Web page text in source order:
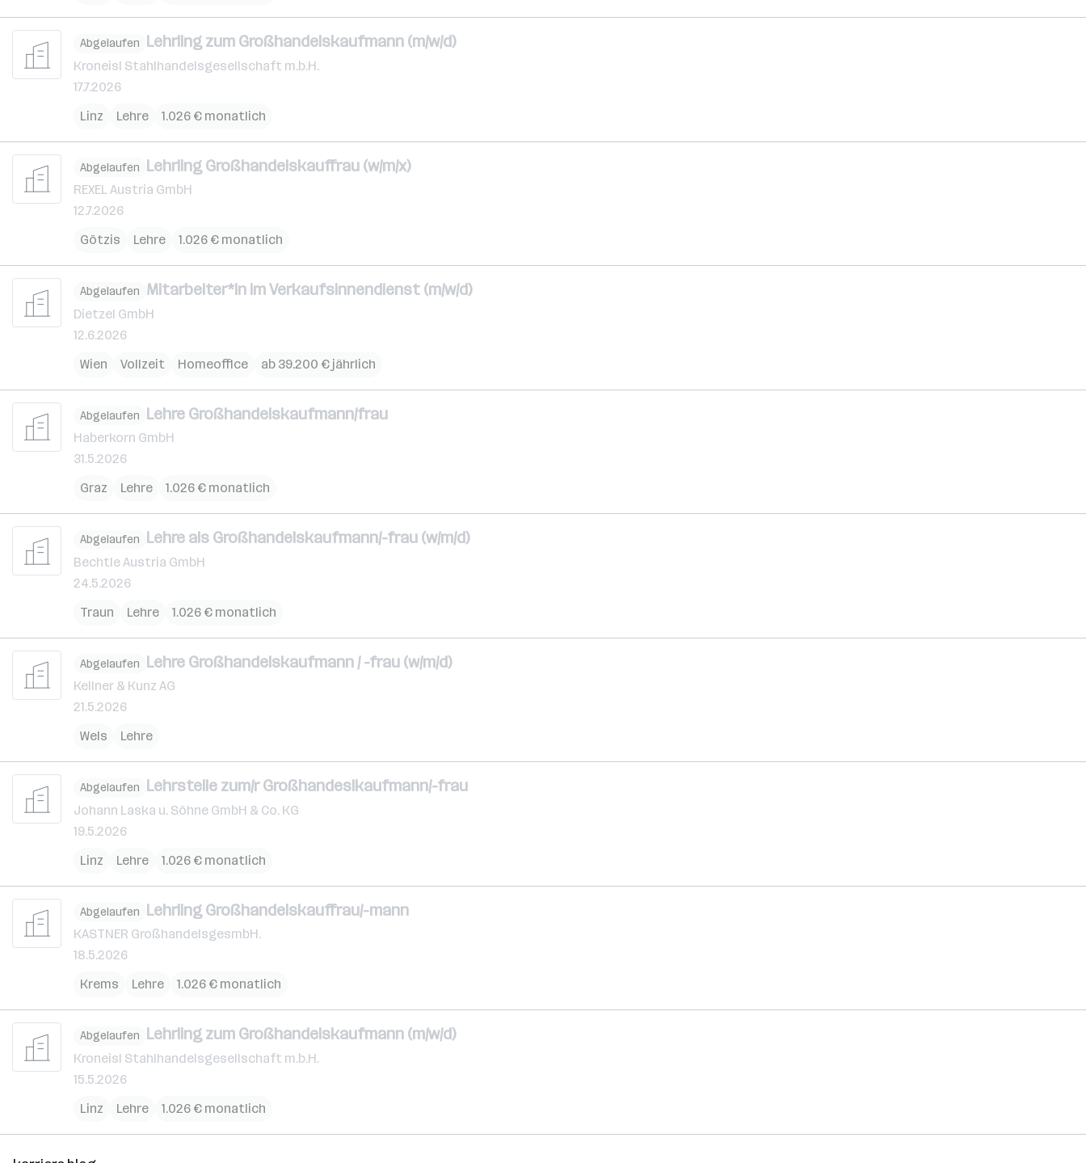
Abgelaufen Lehrling zum Großhandelskaufmann (m/w/d)
Kroneisl Stahlhandelsgesellschaft m.b.H.
17.7.2026
Linz
Lehre 1.026 € monatlich
Abgelaufen Lehrling Großhandelskauffrau (w/m/x)
REXEL Austria GmbH
12.7.2026
Götzis
Lehre 1.026 € monatlich
Abgelaufen Mitarbeiter*in im Verkaufsinnendienst (m/w/d)
Dietzel GmbH
12.6.2026
Wien
Vollzeit Homeoffice ab 39.200 € jährlich
Abgelaufen Lehre Großhandelskaufmann/frau
Haberkorn GmbH
31.5.2026
Graz
Lehre 1.026 € monatlich
Abgelaufen Lehre als Großhandelskaufmann/-frau (w/m/d)
Bechtle Austria GmbH
24.5.2026
Traun
Lehre 1.026 € monatlich
Abgelaufen Lehre Großhandelskaufmann / -frau (w/m/d)
Kellner & Kunz AG
21.5.2026
Wels
Lehre
Abgelaufen Lehrstelle zum/r Großhandeslkaufmann/-frau
Johann Laska u. Söhne GmbH & Co. KG
19.5.2026
Linz
Lehre 1.026 € monatlich
Abgelaufen Lehrling Großhandelskauffrau/-mann
KASTNER GroßhandelsgesmbH.
18.5.2026
Krems
Lehre 1.026 € monatlich
Abgelaufen Lehrling zum Großhandelskaufmann (m/w/d)
Kroneisl Stahlhandelsgesellschaft m.b.H.
15.5.2026
Linz
Lehre 1.026 € monatlich